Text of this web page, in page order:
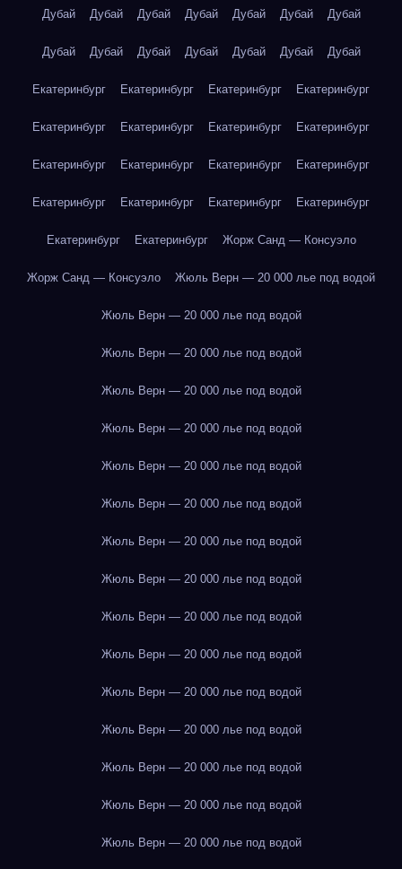
Дубай Дубай Дубай Дубай Дубай Дубай Дубай
Дубай Дубай Дубай Дубай Дубай Дубай Дубай
Екатеринбург Екатеринбург Екатеринбург Екатеринбург
Екатеринбург Екатеринбург Екатеринбург Екатеринбург
Екатеринбург Екатеринбург Екатеринбург Екатеринбург
Екатеринбург Екатеринбург Екатеринбург Екатеринбург
Екатеринбург Екатеринбург Жорж Санд — Консуэло
Жорж Санд — Консуэло Жюль Верн — 20 000 лье под водой
Жюль Верн — 20 000 лье под водой
Жюль Верн — 20 000 лье под водой
Жюль Верн — 20 000 лье под водой
Жюль Верн — 20 000 лье под водой
Жюль Верн — 20 000 лье под водой
Жюль Верн — 20 000 лье под водой
Жюль Верн — 20 000 лье под водой
Жюль Верн — 20 000 лье под водой
Жюль Верн — 20 000 лье под водой
Жюль Верн — 20 000 лье под водой
Жюль Верн — 20 000 лье под водой
Жюль Верн — 20 000 лье под водой
Жюль Верн — 20 000 лье под водой
Жюль Верн — 20 000 лье под водой
Жюль Верн — 20 000 лье под водой